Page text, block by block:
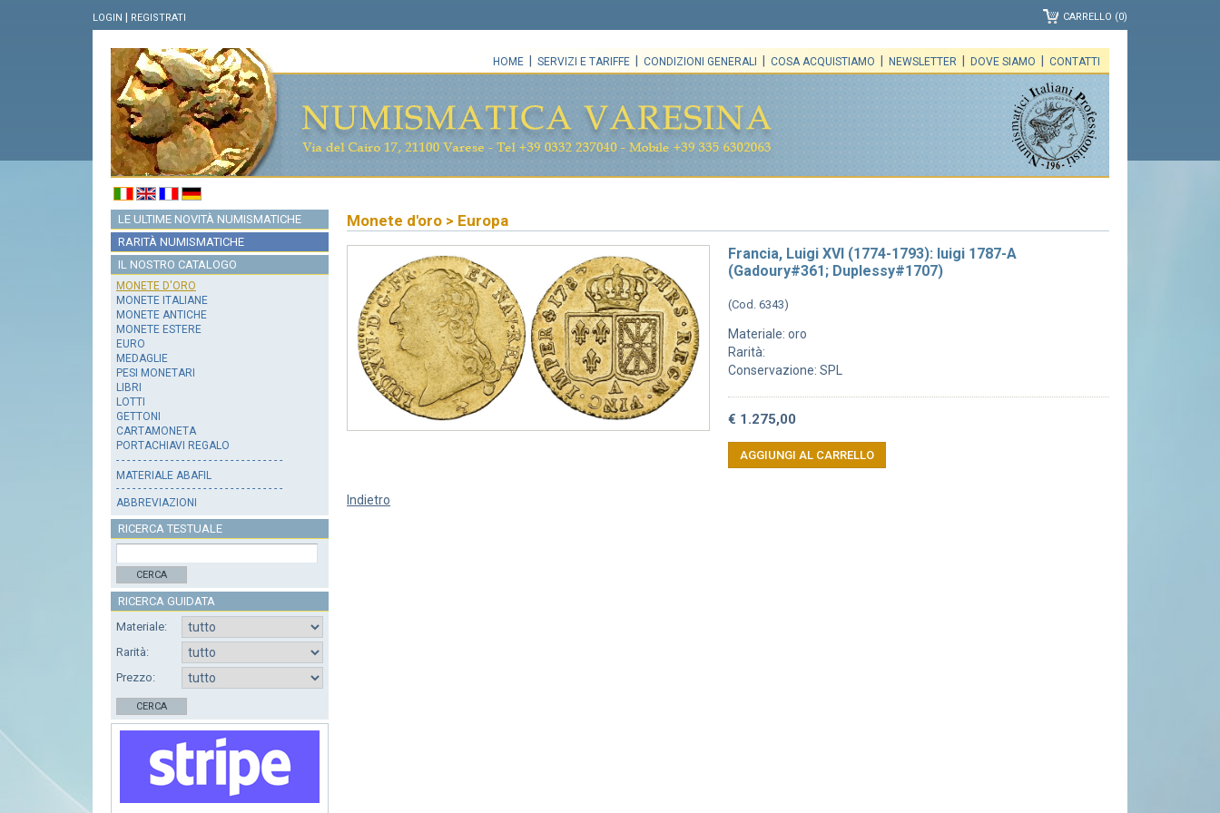
LOGIN | REGISTRATI CARRELLO (0)
HOME SERVIZI E TARIFFE CONDIZIONI GENERALI COSA ACQUISTIAMO NEWSLETTER DOVE SIAMO CONTATTI
LE ULTIME NOVITÀ NUMISMATICHE
RARITÀ NUMISMATICHE
IL NOSTRO CATALOGO
MONETE D'ORO
MONETE ITALIANE
MONETE ANTICHE
MONETE ESTERE
EURO
MEDAGLIE
PESI MONETARI
LIBRI
LOTTI
GETTONI
CARTAMONETA
PORTACHIAVI REGALO
- - - - - - - - - - - - - - - - - - - - - - - - - - - - - - -
MATERIALE ABAFIL
- - - - - - - - - - - - - - - - - - - - - - - - - - - - - - -
ABBREVIAZIONI
RICERCA TESTUALE
CERCA
RICERCA GUIDATA
Materiale:
Rarità:
Prezzo:
CERCA
Monete d'oro > Europa
Francia, Luigi XVI (1774-1793): luigi 1787-A
(Gadoury#361; Duplessy#1707)
(Cod. 6343)
Materiale: oro
Rarità:
Conservazione: SPL
€ 1.275,00
AGGIUNGI AL CARRELLO
Indietro